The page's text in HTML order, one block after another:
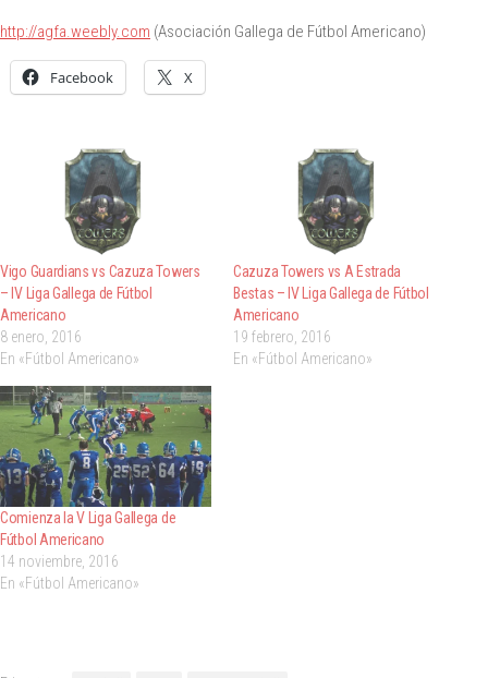
http://agfa.weebly.com (Asociación Gallega de Fútbol Americano)
Facebook X
Vigo Guardians vs Cazuza Towers
– IV Liga Gallega de Fútbol
Americano
8 enero, 2016
En «Fútbol Americano»
Cazuza Towers vs A Estrada
Bestas – IV Liga Gallega de Fútbol
Americano
19 febrero, 2016
En «Fútbol Americano»
Comienza la V Liga Gallega de
Fútbol Americano
14 noviembre, 2016
En «Fútbol Americano»